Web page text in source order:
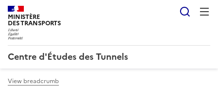
MINISTÈRE
DES TRANSPORTS
Centre d'Études des Tunnels
View breadcrumb